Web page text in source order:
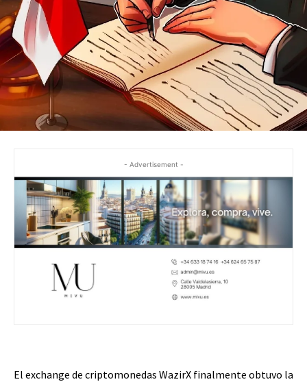
- Advertisement -
El exchange de criptomonedas WazirX finalmente obtuvo la